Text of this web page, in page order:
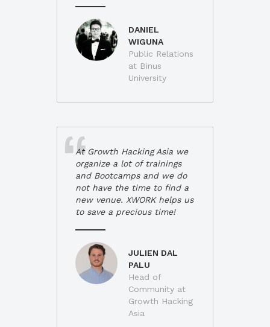
DANIEL
WIGUNA
Public Relations
at Binus
University
At Growth Hacking Asia we
organize a lot of trainings
and Bootcamps and we do
not have the time to find a
new venue. XWORK helps us
to save a precious time!
JULIEN DAL
PALU
Head of
Community at
Growth Hacking
Asia